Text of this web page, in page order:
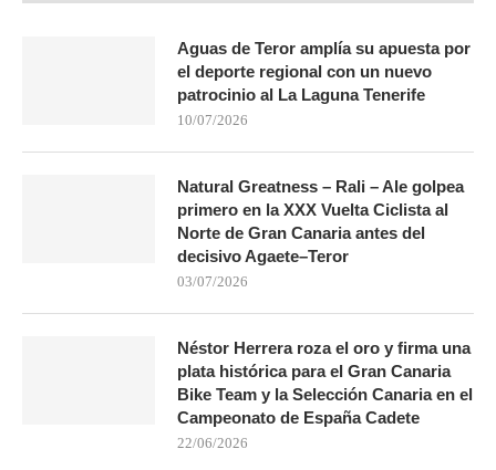
Aguas de Teror amplía su apuesta por
el deporte regional con un nuevo
patrocinio al La Laguna Tenerife
10/07/2026
Natural Greatness – Rali – Ale golpea
primero en la XXX Vuelta Ciclista al
Norte de Gran Canaria antes del
decisivo Agaete–Teror
03/07/2026
Néstor Herrera roza el oro y firma una
plata histórica para el Gran Canaria
Bike Team y la Selección Canaria en el
Campeonato de España Cadete
22/06/2026